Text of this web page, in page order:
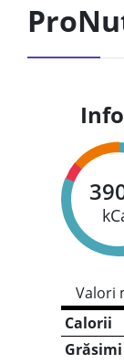
Valori
Calorii
Grăsimi